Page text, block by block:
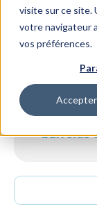
visite sur ce site.
votre navigateur
vos préférences.
Accepter
sumario
¿Cuáles
¿Cómo
barreras